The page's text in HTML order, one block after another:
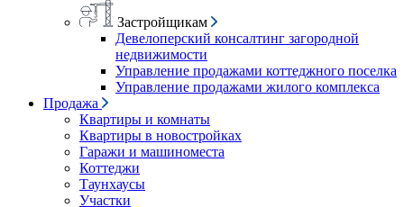
Застройщикам
Девелоперский консалтинг загородной
недвижимости
Управление продажами коттеджного поселка
Управление продажами жилого комплекса
Продажа
Квартиры и комнаты
Квартиры в новостройках
Гаражи и машиноместа
Коттеджи
Таунхаусы
Участки